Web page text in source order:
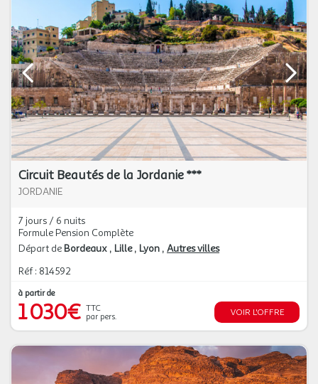
Circuit Beautés de la Jordanie ***
JORDANIE
7 jours / 6 nuits
Formule Pension Complète
Départ de Bordeaux Lille Lyon Autres villes
Réf : 814592
à partir de
1 030€ TTC
par pers.
VOIR L'OFFRE